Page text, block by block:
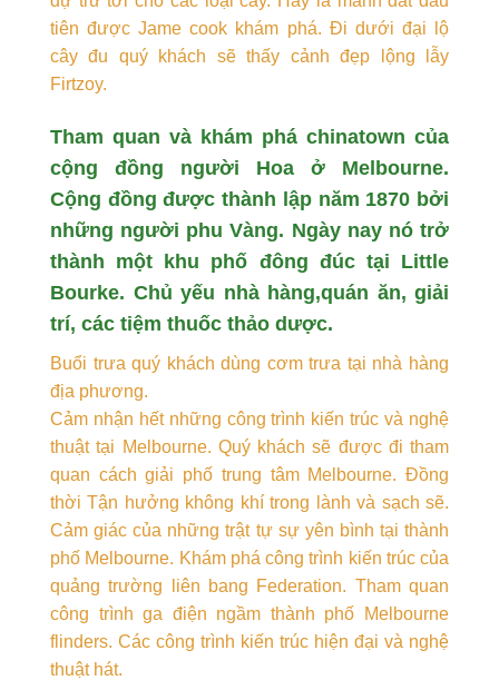
tiên được Jame cook khám phá. Đi dưới đại lộ
cây đu quý khách sẽ thấy cảnh đẹp lộng lẫy
Firtzoy.
Tham quan và khám phá chinatown của
cộng đồng người Hoa ở Melbourne.
Cộng đồng được thành lập năm 1870 bởi
những người phu Vàng. Ngày nay nó trở
thành một khu phố đông đúc tại Little
Bourke. Chủ yếu nhà hàng,quán ăn, giải
trí, các tiệm thuốc thảo dược.
Buổi trưa quý khách dùng cơm trưa tại nhà hàng
địa phương.
Cảm nhận hết những công trình kiến trúc và nghệ
thuật tại Melbourne. Quý khách sẽ được đi tham
quan cách giải phố trung tâm Melbourne. Đồng
thời Tận hưởng không khí trong lành và sạch sẽ.
Cảm giác của những trật tự sự yên bình tại thành
phố Melbourne. Khám phá công trình kiến trúc của
quảng trường liên bang Federation. Tham quan
công trình ga điện ngầm thành phố Melbourne
flinders. Các công trình kiến trúc hiện đại và nghệ
thuật hát.